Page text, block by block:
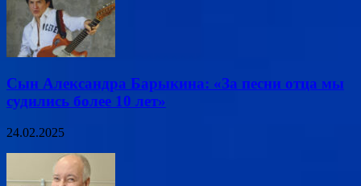
Сын Александра Барыкина: «За песни отца мы
судились более 10 лет»
24.02.2025